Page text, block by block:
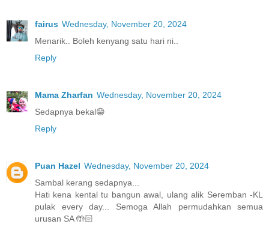
fairus Wednesday, November 20, 2024
Menarik.. Boleh kenyang satu hari ni..
Reply
Mama Zharfan Wednesday, November 20, 2024
Sedapnya bekal😁
Reply
Puan Hazel Wednesday, November 20, 2024
Sambal kerang sedapnya...
Hati kena kental tu bangun awal, ulang alik Seremban -KL
pulak every day... Semoga Allah permudahkan semua
urusan SA 🤲🏻